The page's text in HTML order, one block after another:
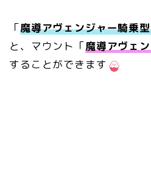
「魔導アヴェンジャー騎乗
と、マウント「魔導アヴェ
することができます